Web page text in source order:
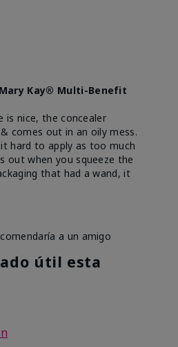
Kay® Multi-Benefit
is nice, the concealer
comes out in an oily mess.
hard to apply as too much
out when you squeeze the
that had a wand, it
a un amigo
útil esta